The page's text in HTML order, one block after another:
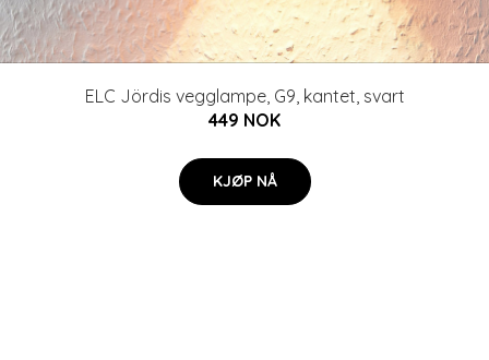
ELC Jördis vegglampe, G9, kantet, svart
449 NOK
KJØP NÅ